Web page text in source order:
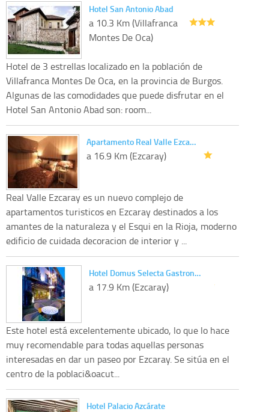
Hotel San Antonio Abad
a 10.3 Km (Villafranca
Montes De Oca)
Hotel de 3 estrellas localizado en la población de
Villafranca Montes De Oca, en la provincia de Burgos.
Algunas de las comodidades que puede disfrutar en el
Hotel San Antonio Abad son: room...
Apartamento Real Valle Ezca…
a 16.9 Km (Ezcaray)
Real Valle Ezcaray es un nuevo complejo de
apartamentos turisticos en Ezcaray destinados a los
amantes de la naturaleza y el Esqui en la Rioja, moderno
edificio de cuidada decoracion de interior y ...
Hotel Domus Selecta Gastron…
a 17.9 Km (Ezcaray)
Este hotel está excelentemente ubicado, lo que lo hace
muy recomendable para todas aquellas personas
interesadas en dar un paseo por Ezcaray. Se sitúa en el
centro de la poblaci&oacut...
Hotel Palacio Azcárate